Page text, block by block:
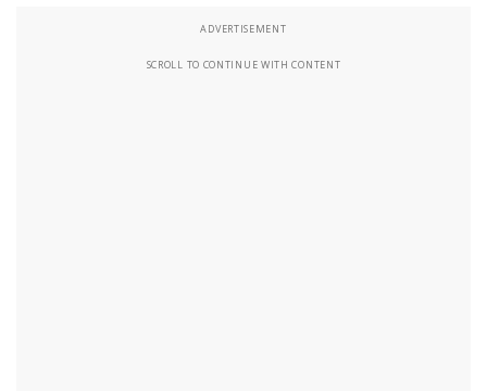
ADVERTISEMENT
SCROLL TO CONTINUE WITH CONTENT